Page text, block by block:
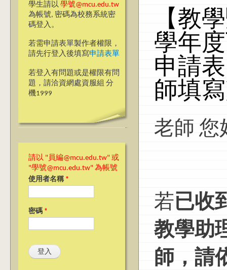
學生請以 學號@mcu.edu.tw
為帳號, 密碼為校務系統密
碼登入。
若需申請表單製作者權限，
請先行登入後填寫申請表單
若登入有問題或是權限有問
題，請洽資網處資服組 分
機1999
請以 "員編@mcu.edu.tw" 或
"學號@mcu.edu.tw" 為帳號
使用者名稱 *
密碼 *
【教
學年
申請
師填
老師 您
若已收
教學助
師，請